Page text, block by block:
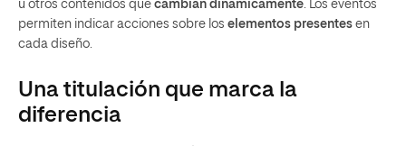
u otros contenidos que cambian dinámicamente. Los eventos
permiten indicar acciones sobre los elementos presentes en
cada diseño.
Una titulación que marca la
diferencia